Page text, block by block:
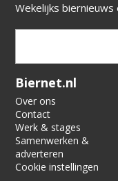
Wekelijks biernieuws
Verification code:
Biernet.nl
Over ons
Contact
Werk & stages
Samenwerken &
adverteren
Cookie instellingen